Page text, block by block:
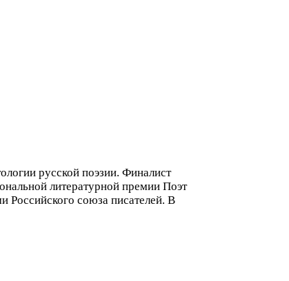
русской поэзии. Финалист
литературной премии Поэт
Российского союза писателей. В